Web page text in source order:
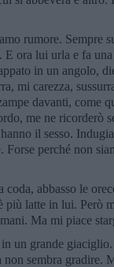
rumore. Sempre
E ora lui urla e fa
in un angolo,
mi carezza,
davanti, come
me ne ricorderò
il sesso.
Forse perché non
abbasso le
più latte in lui. Però
Ma mi piace
un grande
sembra gradire.